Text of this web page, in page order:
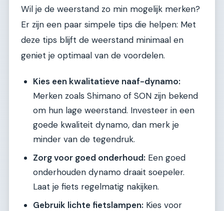
Wil je de weerstand zo min mogelijk merken?
Er zijn een paar simpele tips die helpen: Met
deze tips blijft de weerstand minimaal en
geniet je optimaal van de voordelen.
Kies een kwalitatieve naaf-dynamo:
Merken zoals Shimano of SON zijn bekend
om hun lage weerstand. Investeer in een
goede kwaliteit dynamo, dan merk je
minder van de tegendruk.
Zorg voor goed onderhoud: Een goed
onderhouden dynamo draait soepeler.
Laat je fiets regelmatig nakijken.
Gebruik lichte fietslampen: Kies voor